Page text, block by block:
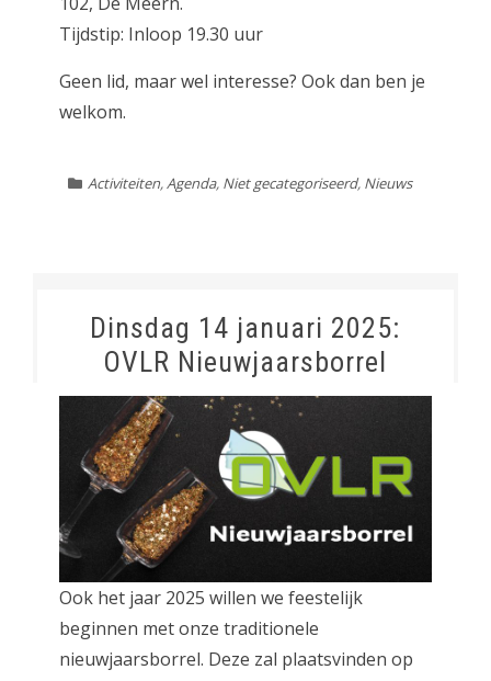
Tijdstip: Inloop 19.30 uur
Geen lid, maar wel interesse? Ook dan ben je
welkom.
Activiteiten,Agenda, Niet gecategoriseerd, Nieuws
Dinsdag 14 januari 2025:
OVLR Nieuwjaarsborrel
Ook het jaar 2025 willen we feestelijk
beginnen met onze traditionele
nieuwjaarsborrel. Deze zal plaatsvinden op